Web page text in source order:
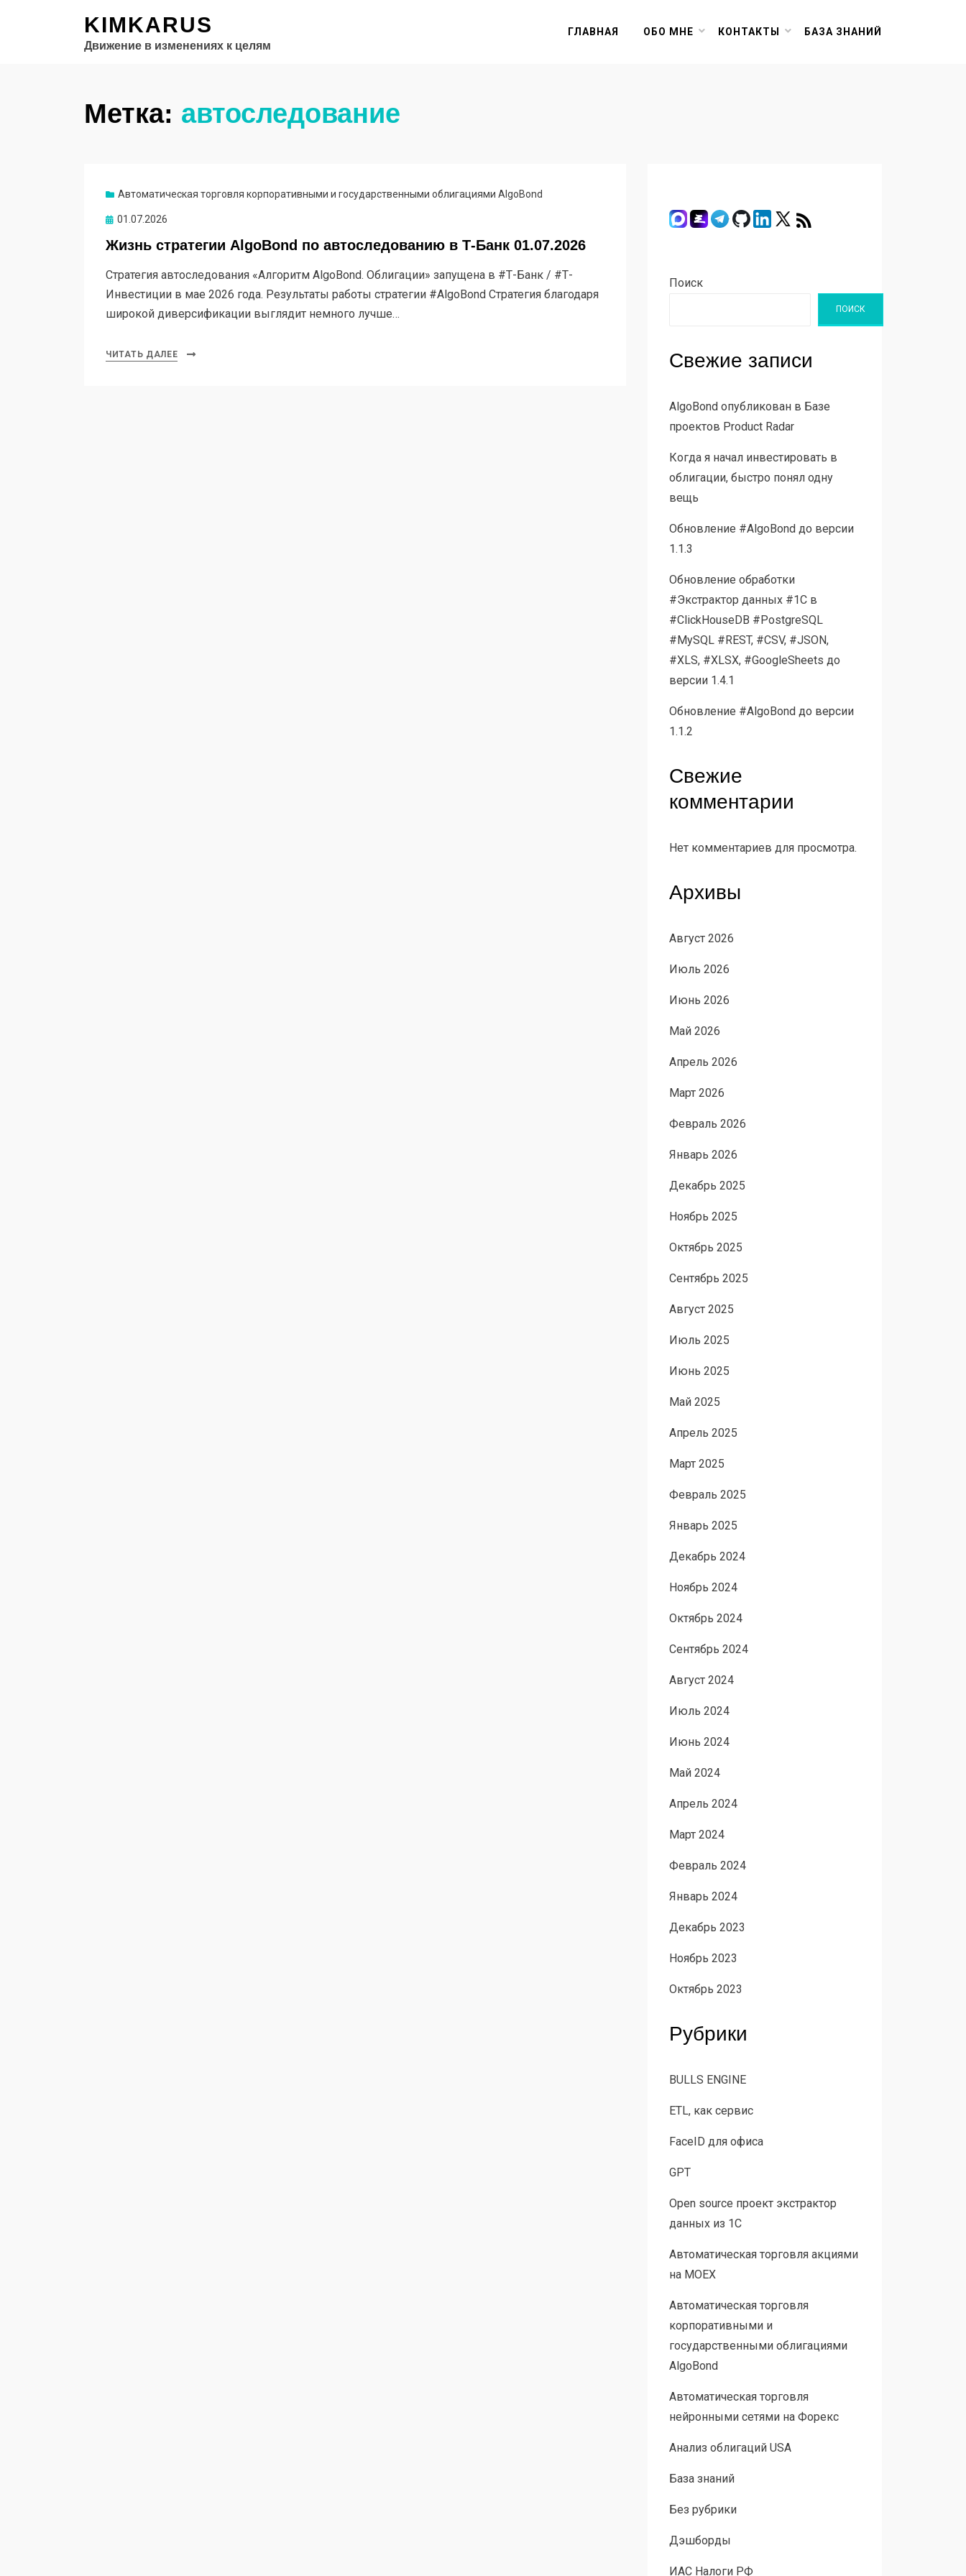
KIMKARUS
Движение в изменениях к целям
ГЛАВНАЯ ОБО МНЕ КОНТАКТЫ БАЗА ЗНАНИЙ
Метка: автоследование
Автоматическая торговля корпоративными и государственными облигациями AlgoBond
Опубликовано
01.07.2026
Жизнь стратегии AlgoBond по автоследованию в Т-Банк 01.07.2026
Стратегия автоследования «Алгоритм AlgoBond. Облигации» запущена в #Т-Банк / #Т-
Инвестиции в мае 2026 года. Результаты работы стратегии #AlgoBond Стратегия благодаря
широкой диверсификации выглядит немного лучше…
ЧИТАТЬ ДАЛЕЕ
Поиск
ПОИСК
Свежие записи
AlgoBond опубликован в Базе
проектов Product Radar
Когда я начал инвестировать в
облигации, быстро понял одну
вещь
Обновление #AlgoBond до версии
1.1.3
Обновление обработки
#Экстрактор данных #1С в
#ClickHouseDB #PostgreSQL
#MySQL #REST, #CSV, #JSON,
#XLS, #XLSX, #GoogleSheets до
версии 1.4.1
Обновление #AlgoBond до версии
1.1.2
Свежие
комментарии
Нет комментариев для просмотра.
Архивы
Август 2026
Июль 2026
Июнь 2026
Май 2026
Апрель 2026
Март 2026
Февраль 2026
Январь 2026
Декабрь 2025
Ноябрь 2025
Октябрь 2025
Сентябрь 2025
Август 2025
Июль 2025
Июнь 2025
Май 2025
Апрель 2025
Март 2025
Февраль 2025
Январь 2025
Декабрь 2024
Ноябрь 2024
Октябрь 2024
Сентябрь 2024
Август 2024
Июль 2024
Июнь 2024
Май 2024
Апрель 2024
Март 2024
Февраль 2024
Январь 2024
Декабрь 2023
Ноябрь 2023
Октябрь 2023
Рубрики
BULLS ENGINE
ETL, как сервис
FaceID для офиса
GPT
Open source проект экстрактор
данных из 1С
Автоматическая торговля акциями
на MOEX
Автоматическая торговля
корпоративными и
государственными облигациями
AlgoBond
Автоматическая торговля
нейронными сетями на Форекс
Анализ облигаций USA
База знаний
Без рубрики
Дэшборды
ИАС Налоги РФ